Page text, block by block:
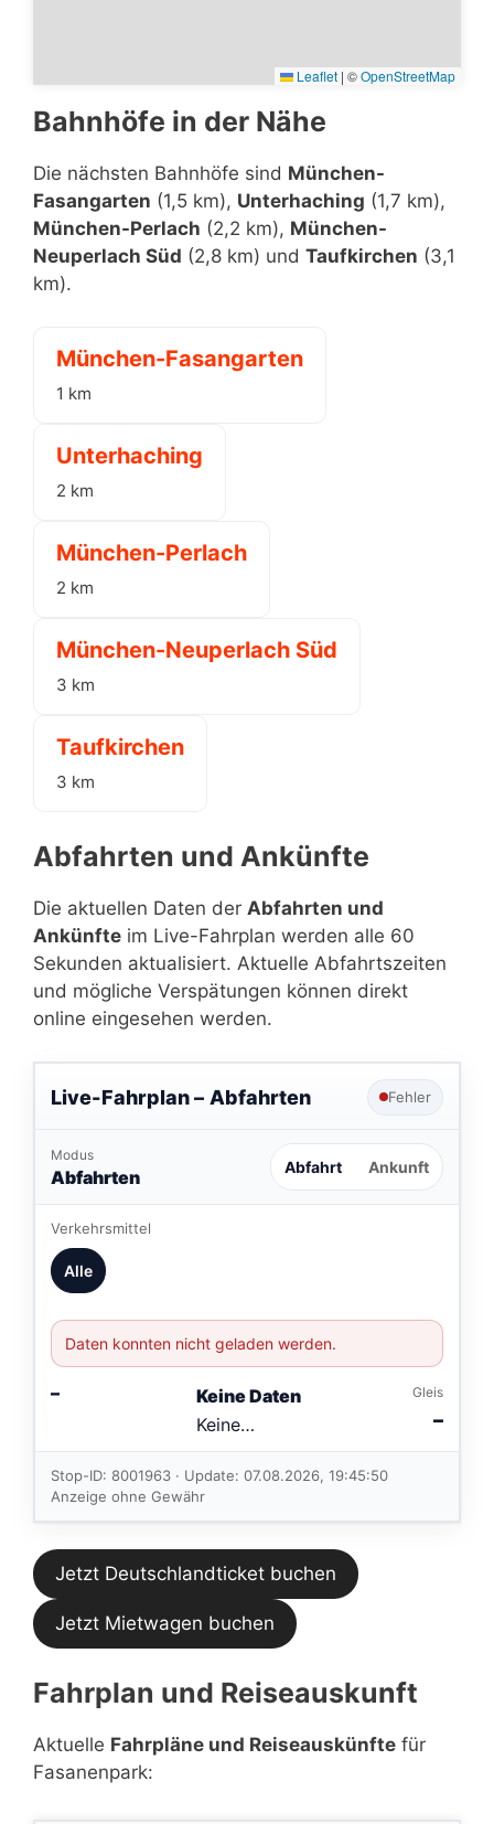
Leaflet | ©OpenStreetMap
Bahnhöfe in der Nähe
Die nächsten Bahnhöfe sind München-
Fasangarten (1,5 km), Unterhaching (1,7 km),
München-Perlach (2,2 km), München-
Neuperlach Süd (2,8 km) und Taufkirchen (3,1
km).
München-Fasangarten
1 km
Unterhaching
2 km
München-Perlach
2 km
München-Neuperlach Süd
3 km
Taufkirchen
3 km
Abfahrten und Ankünfte
Die aktuellen Daten der Abfahrten und
Ankünfte im Live-Fahrplan werden alle 60
Sekunden aktualisiert. Aktuelle Abfahrtszeiten
und mögliche Verspätungen können direkt
online eingesehen werden.
Live-Fahrplan – Abfahrten Fehler
Modus
Abfahrten Abfahrt Ankunft
Verkehrsmittel
Alle
Daten konnten nicht geladen werden.
–
Keine Daten
Keine
Verbindungen
im aktuellen
Feed.
Gleis
–
Stop-ID: 8001963 · Update: 07.08.2026, 19:45:50
Anzeige ohne Gewähr
Jetzt Deutschlandticket buchen
Jetzt Mietwagen buchen
Fahrplan und Reiseauskunft
Aktuelle Fahrpläne und Reiseauskünfte für
Fasanenpark: